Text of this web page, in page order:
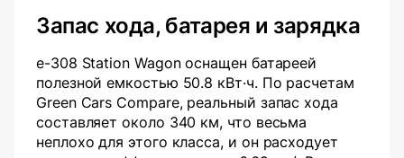
Запас хода, батарея и зарядка
e-308 Station Wagon оснащен батареей
полезной емкостью 50.8 кВт·ч. По расчетам
Green Cars Compare, реальный запас хода
составляет около 340 км, что весьма
неплохо для этого класса, и он расходует